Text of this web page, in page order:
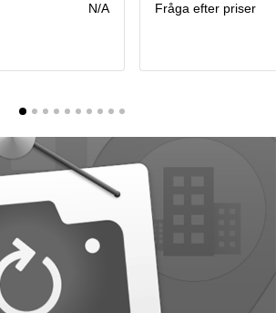
N/A
Fråga efter priser